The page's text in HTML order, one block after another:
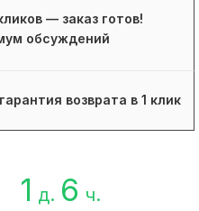
— заказ готов!
обсуждений
возврата в 1 клик
1 д. 6 ч.